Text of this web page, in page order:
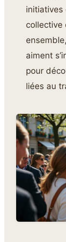
initiatives
aiment
pour
liées au